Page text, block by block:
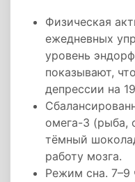
Физическая
ежедневных
уровень
показывают,
депрессии на
омега-3 (рыба,
тёмный
работу мозга.
Режим сна. 7–9